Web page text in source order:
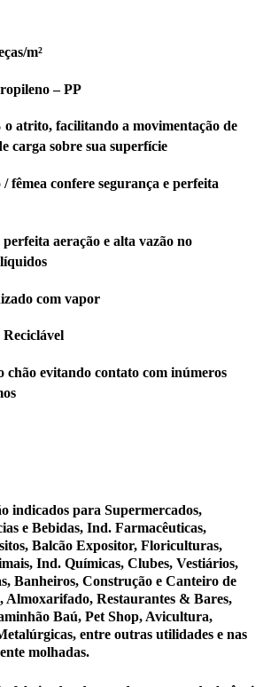
m²
– PP
o atrito, facilitando a movimentação de
carga sobre sua superfície
fêmea confere segurança e perfeita
aeração e alta vazão no
com vapor
chão evitando contato com inúmeros
indicados para Supermercados,
e Bebidas, Ind. Farmacêuticas,
Balcão Expositor, Floriculturas,
Ind. Químicas, Clubes, Vestiários,
Banheiros, Construção e Canteiro de
Almoxarifado, Restaurantes & Bares,
Baú, Pet Shop, Avicultura,
entre outras utilidades e nas
molhadas.